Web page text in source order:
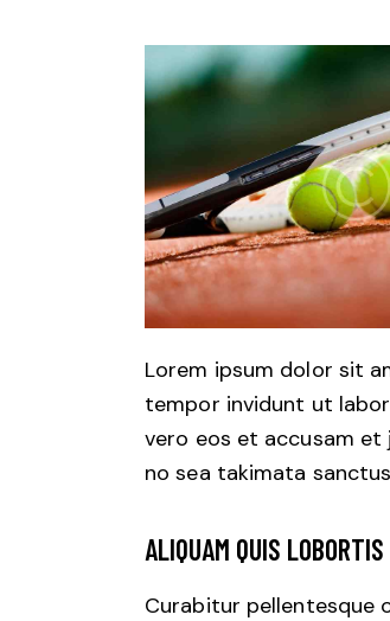
Lorem ipsum dolor sit
tempor invidunt ut
vero eos et accusam
no sea takimata
ALIQUAM QUIS LOBORTIS
Curabitur pellentesque